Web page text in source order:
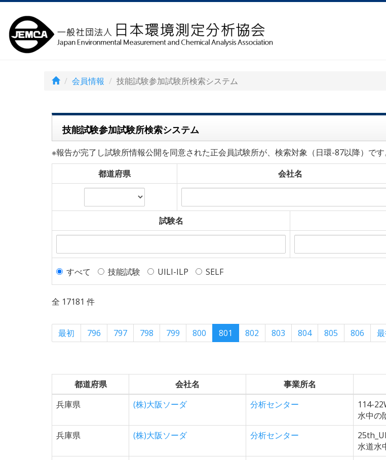
会員情報 技能試験参加試験所検索システム
技能試験参加試験所検索システム
※報告が完了し試験所情報公開を同意された正会員試験所が、検索対象（日環-87以降）です
都道府県
会社名
試験名
すべて 技能試験 UILI-ILP SELF
全 17181 件
最初 796 797 798 799 800 801 802 803 804 805 806
都道府県
会社名 事業所名
兵庫県
(株)大阪ソーダ 分析センター
114-
水中の
兵庫県
(株)大阪ソーダ 分析センター
水道水